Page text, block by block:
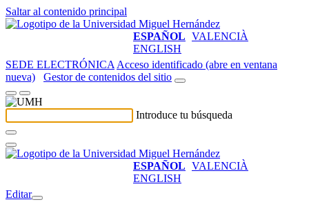
Saltar al contenido principal
ESPAÑOL VALENCIÀ
ENGLISH
SEDE ELECTRÓNICA Acceso identificado (abre en ventana
nueva)
Gestor de contenidos del sitio
Introduce tu búsqueda
ESPAÑOL VALENCIÀ
ENGLISH
Editar